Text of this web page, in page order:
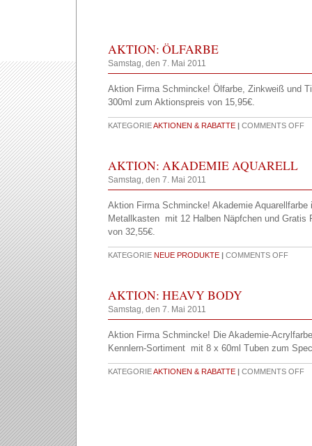
AKTION: ÖLFARBE
Samstag, den 7. Mai 2011
Aktion Firma Schmincke! Ölfarbe, Zinkweiß und
300ml zum Aktionspreis von 15,95€.
KATEGORIEAKTIONEN & RABATTE | COMMENTS OFF
AKTION: AKADEMIE AQUARELL
Samstag, den 7. Mai 2011
Aktion Firma Schmincke! Akademie Aquarellfarbe
Metallkasten mit 12 Halben Näpfchen und Gratis
von 32,55€.
KATEGORIE NEUE PRODUKTE | COMMENTS OFF
AKTION: HEAVY BODY
Samstag, den 7. Mai 2011
Aktion Firma Schmincke! Die Akademie-
Kennlern-Sortiment mit 8 x 60ml Tuben zum
KATEGORIEAKTIONEN & RABATTE | COMMENTS OFF